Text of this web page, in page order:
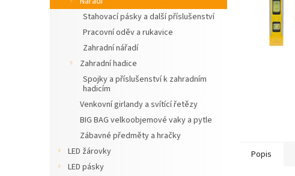
n
Stahovací pásky a další příslušenství
Pracovní oděv a rukavice
Zahradní nářadí
Zahradní hadice
Spojky a příslušenství k zahradním
hadicím
Venkovní girlandy a svítící řetězy
BIG BAG velkoobjemové vaky a pytle
Zábavné předměty a hračky
LED žárovky
LED pásky
Popis